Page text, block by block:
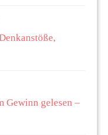
Gewinn gelesen –